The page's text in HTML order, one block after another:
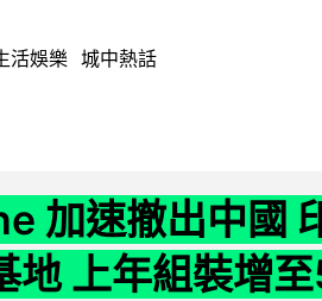
活娛樂 城中熱話
加速撤出中國
地 上年組裝增